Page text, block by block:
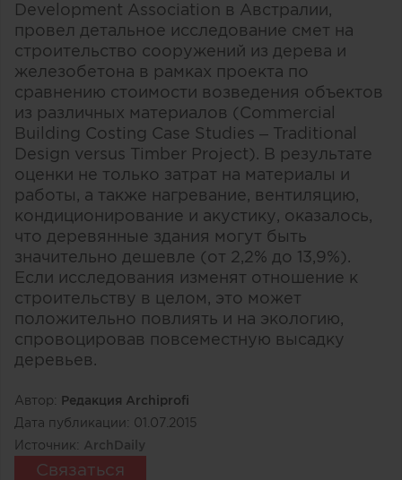
Development Association в Австралии,
провел детальное исследование смет на
строительство сооружений из дерева и
железобетона в рамках проекта по
сравнению стоимости возведения объектов
из различных материалов (Commercial
Building Costing Case Studies – Traditional
Design versus Timber Project). В результате
оценки не только затрат на материалы и
работы, а также нагревание, вентиляцию,
кондиционирование и акустику, оказалось,
что деревянные здания могут быть
значительно дешевле (от 2,2% до 13,9%).
Если исследования изменят отношение к
строительству в целом, это может
положительно повлиять и на экологию,
спровоцировав повсеместную высадку
деревьев.
Автор: Редакция Archiprofi
Дата публикации: 01.07.2015
Источник: ArchDaily
Связаться